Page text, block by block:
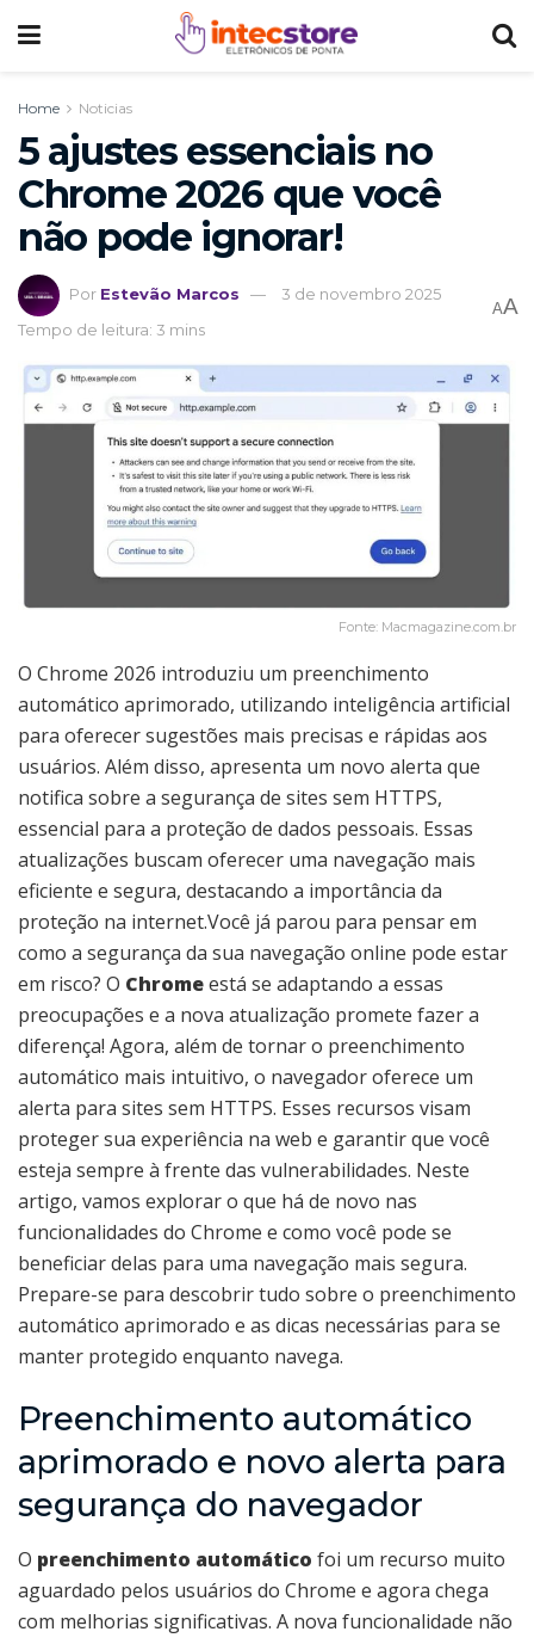
Home Noticias
5 ajustes essenciais no
Chrome 2026 que você
não pode ignorar!
Por Estevão Marcos
3 de novembro 2025
Tempo de leitura: 3 mins
AA
Fonte: Macmagazine.com.br
O Chrome 2026 introduziu um preenchimento
automático aprimorado, utilizando inteligência artificial
para oferecer sugestões mais precisas e rápidas aos
usuários. Além disso, apresenta um novo alerta que
notifica sobre a segurança de sites sem HTTPS,
essencial para a proteção de dados pessoais. Essas
atualizações buscam oferecer uma navegação mais
eficiente e segura, destacando a importância da
proteção na internet.Você já parou para pensar em
como a segurança da sua navegação online pode estar
em risco? O Chromeestá se adaptando a essas
preocupações e a nova atualização promete fazer a
diferença! Agora, além de tornar o preenchimento
automático mais intuitivo, o navegador oferece um
alerta para sites sem HTTPS. Esses recursos visam
proteger sua experiência na web e garantir que você
esteja sempre à frente das vulnerabilidades. Neste
artigo, vamos explorar o que há de novo nas
funcionalidades do Chrome e como você pode se
beneficiar delas para uma navegação mais segura.
Prepare-se para descobrir tudo sobre o preenchimento
automático aprimorado e as dicas necessárias para se
manter protegido enquanto navega.
Preenchimento automático
aprimorado e novo alerta para
segurança do navegador
O preenchimento automático foi um recurso muito
aguardado pelos usuários do Chrome e agora chega
com melhorias significativas. A nova funcionalidade não